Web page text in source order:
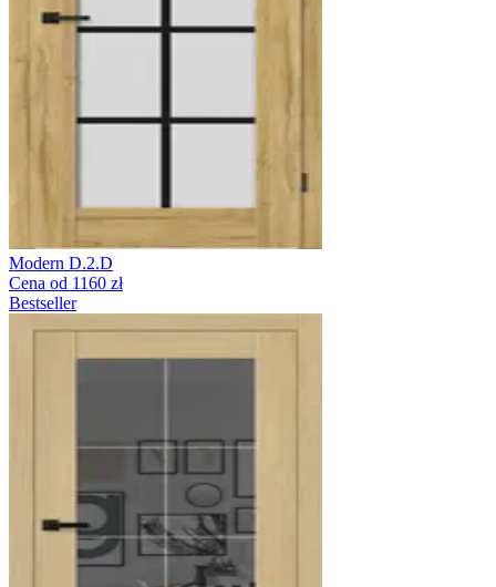
Modern D.2.D
Cena od 1160 zł
Bestseller